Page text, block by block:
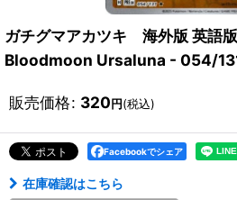
ガチグマアカツキ 海外版 英
Bloodmoon Ursaluna - 054/
販売価格: 320円(税込)
Facebookでシェア
在庫確認はこちら